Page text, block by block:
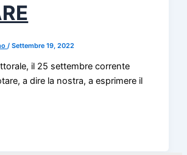
/Settembre 19, 2022
il 25 settembre corrente
a dire la nostra, a esprimere il